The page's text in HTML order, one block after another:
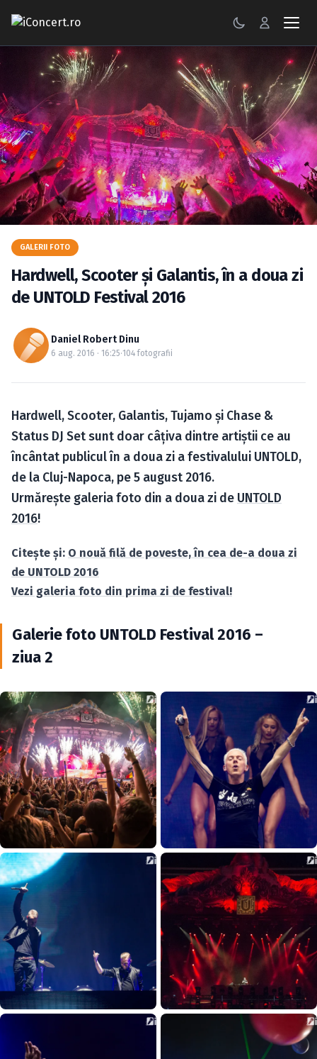
CONCERTE
FESTIVALURI
PETRECERI
ŞTIRI
RECENZII
GALERII FOTO
BILETE
Autentificare
GALERII FOTO
Hardwell, Scooter şi Galantis, în a doua zi
de UNTOLD Festival 2016
Daniel Robert Dinu
6 aug. 2016 · 16:25·104 fotografii
Hardwell, Scooter, Galantis, Tujamo şi Chase &
Status DJ Set sunt doar câţiva dintre artiştii ce au
încântat publicul în a doua zi a festivalului UNTOLD,
de la Cluj-Napoca, pe 5 august 2016.
Urmăreşte galeria foto din a doua zi de UNTOLD
2016!
Citeşte şi: O nouă filă de poveste, în cea de-a doua zi
de UNTOLD 2016
Vezi galeria foto din prima zi de festival!
Galerie foto UNTOLD Festival 2016 –
ziua 2